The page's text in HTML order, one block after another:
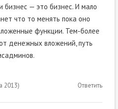
бизнес — это бизнес. И мало
что то менять пока оно
функции. Тем-более
денежных вложений, путь
2013) Ответить